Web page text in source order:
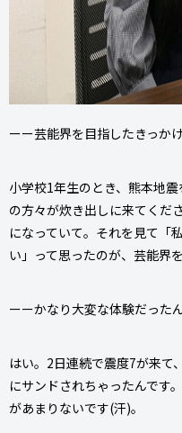
ーー芸能界を目指したきっか
小学校1年生のとき、熊本地
の方々が炊き出しに来てくだ
になっていて。それを見て「
い」って思ったのが、芸能界
ーーかなり大変な体験だったん
はい。2日連続で震度7が来て
にサンドされちゃったんです
があまりないです(汗)。